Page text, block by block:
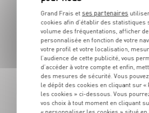
CAISSE
CAISSIER CENTRAL / ADJOINT
RESPONSABLE DE CAISSE - H/F
CDI
Civrieux
(69)
BOUCHERIE
Grand Frais et ses partenaires
cookies afin d’établir des statistiques
volume des fréquentations, afficher
personnalisée en fonction de votre
votre profil et votre localisation,
l’audience de cette publicité, vous
d’accéder à votre compte et enfin,
des mesures de sécurité. Vous
le dépôt des cookies en cliquant sur «
les cookies » ci-dessous. Vous
vos choix à tout moment en cliquant